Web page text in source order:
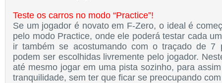
Teste os carros no modo “Practice”!
Se um jogador é novato em F-Zero, o ideal é
pelo modo Practice, onde ele poderá testar cada
ir também se acostumando com o traçado de 7
podem ser escolhidas livremente pelo jogador.
até mesmo jogar em uma pista sozinho, para
tranquilidade, sem ter que ficar se preocupando